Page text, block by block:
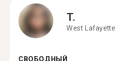
T.
West Lafayette
СВОБОДНЫЙ